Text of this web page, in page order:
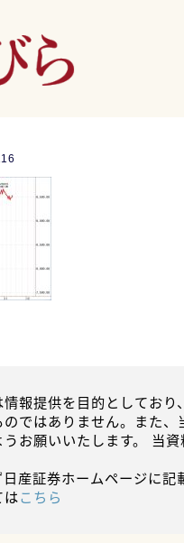
報提供を目的としてお
ではありません。また
お願いいたします。 当
産証券ホームページに記
はこちら